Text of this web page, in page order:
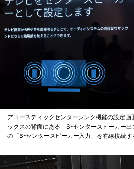
アコースティックセンターシンク機能の設定
ックスの背面にある「S-センタースピーカー
の「S-センタースピーカー入力」を有線接続す